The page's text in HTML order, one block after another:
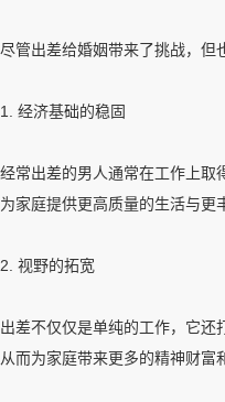
尽管出差给婚姻带来了挑战，但
1. 经济基础的稳固
经常出差的男人通常在工作上取
为家庭提供更高质量的生活与更
2. 视野的拓宽
出差不仅仅是单纯的工作，它还
从而为家庭带来更多的精神财